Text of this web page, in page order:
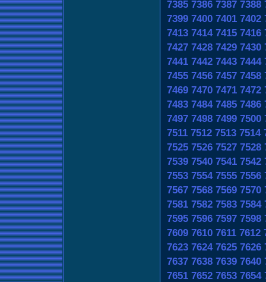
7385 7386 7387 7388
7399 7400 7401 7402
7413 7414 7415 7416
7427 7428 7429 7430
7441 7442 7443 7444
7455 7456 7457 7458
7469 7470 7471 7472
7483 7484 7485 7486
7497 7498 7499 7500
7511 7512 7513 7514
7525 7526 7527 7528
7539 7540 7541 7542
7553 7554 7555 7556
7567 7568 7569 7570
7581 7582 7583 7584
7595 7596 7597 7598
7609 7610 7611 7612
7623 7624 7625 7626
7637 7638 7639 7640
7651 7652 7653 7654